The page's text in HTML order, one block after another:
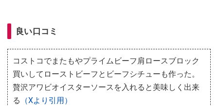
良い口コミ
コストコでまたもやプライムビーフ肩ロースブロック
買いしてローストビーフとビーフシチューも作った。
贅沢アワビオイスターソースを入れると美味しく出来
る
（Xより引用）